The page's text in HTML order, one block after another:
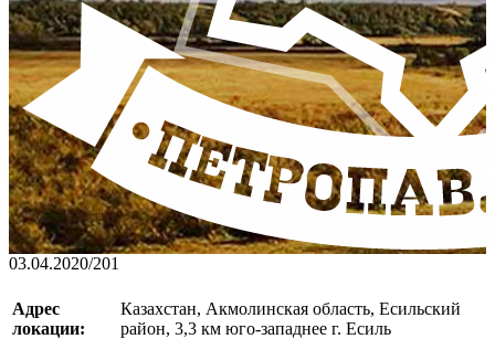
03.04.2020/201
Адрес
локации:
Казахстан, Акмолинская область, Есильский
район, 3,3 км юго-западнее г. Есиль